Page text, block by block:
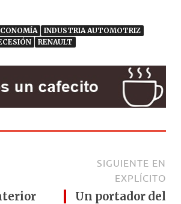
INDUSTRIA AUTOMOTRIZ
RENAULT
SIGUIENTE EN
EXPLÍCITO
Un portador del